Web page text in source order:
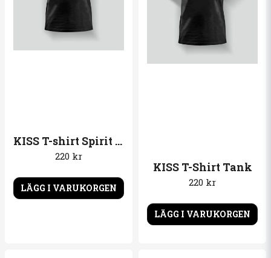
KISS T-shirt Spirit of ´76
220 kr
LÄGG I VARUKORGEN
KISS T-Shirt Tank
220 kr
LÄGG I VARUKORGEN